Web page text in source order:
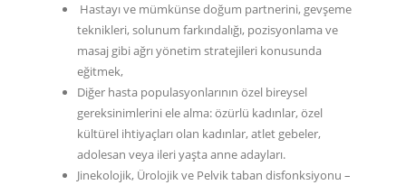
Hastayı ve mümkünse doğum partnerini, gevşeme
teknikleri, solunum farkındalığı, pozisyonlama ve
masaj gibi ağrı yönetim stratejileri konusunda
eğitmek,
Diğer hasta populasyonlarının özel bireysel
gereksinimlerini ele alma: özürlü kadınlar, özel
kültürel ihtiyaçları olan kadınlar, atlet gebeler,
adolesan veya ileri yaşta anne adayları.
Jinekolojik, Ürolojik ve Pelvik taban disfonksiyonu –